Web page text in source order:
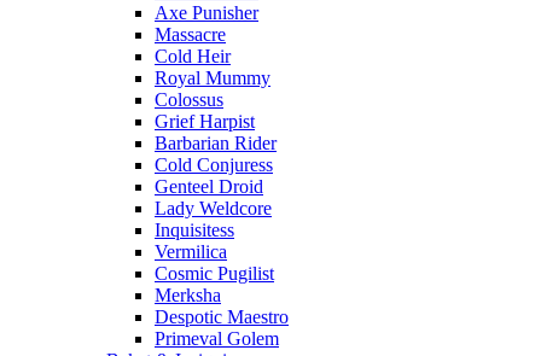
Axe Punisher
Massacre
Cold Heir
Royal Mummy
Colossus
Grief Harpist
Barbarian Rider
Cold Conjuress
Genteel Droid
Lady Weldcore
Inquisitess
Vermilica
Cosmic Pugilist
Merksha
Despotic Maestro
Primeval Golem